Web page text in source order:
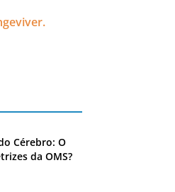
Cérebro: O
da OMS?